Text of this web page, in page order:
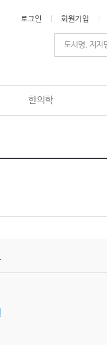
로그인 회원가입
한의학